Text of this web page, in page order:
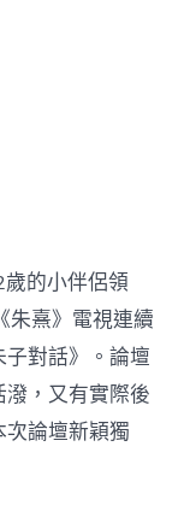
的小伴侶領
朱熹》電視連續
對話》。論壇
，又有實際後
論壇新穎獨